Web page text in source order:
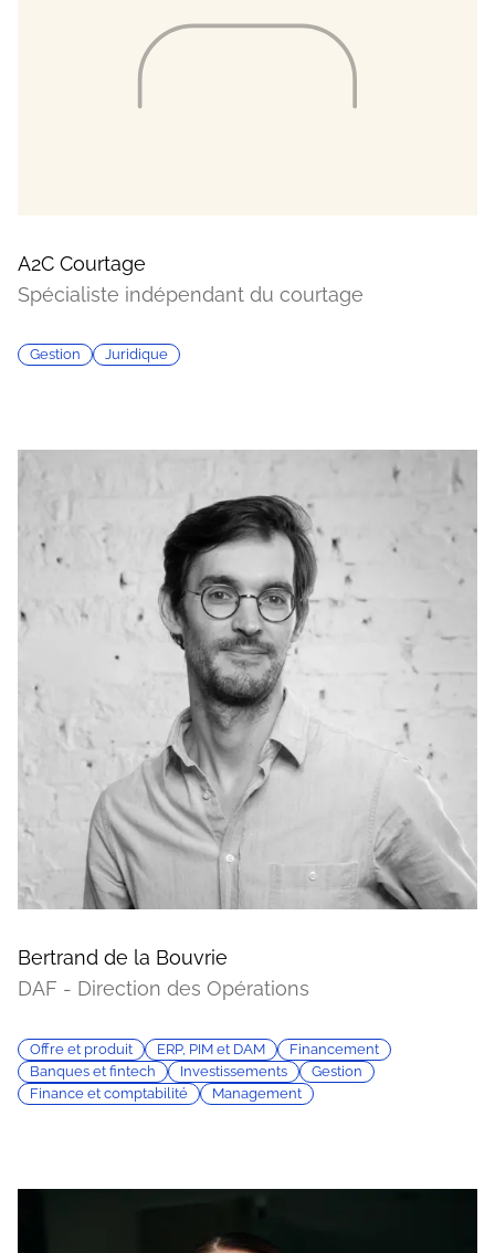
A2C Courtage
Spécialiste indépendant du courtage
Gestion Juridique
Bertrand de la Bouvrie
DAF - Direction des Opérations
Offre et produit ERP, PIM et DAM
Financement
Banques et fintech
Investissements
Gestion
Finance et comptabilité
Management